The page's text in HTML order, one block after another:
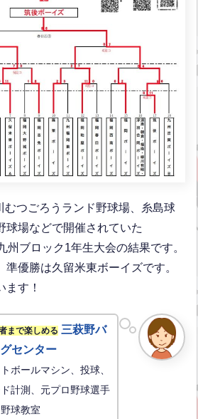
むつごろうランド野球場、糸島球
球場などで開催されていた
州ブロック1年生大会の結果です。
優勝は久留米東ボーイズです。
ます！
まで楽しめる 三萩野バ
センター
ボールマシン、投球、
計測、元プロ野球選手
球教室